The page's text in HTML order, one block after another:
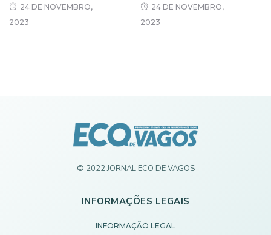
24 DE NOVEMBRO,
2023
24 DE NOVEMBRO,
2023
© 2022 JORNAL ECO DE VAGOS
INFORMAÇÕES LEGAIS
INFORMAÇÃO LEGAL